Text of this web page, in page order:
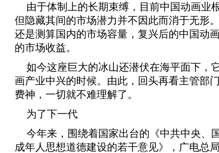
由于体制上的长期束缚，目前中国动画业
但隐藏其间的市场潜力并不因此而消于无形
还是测算国内的市场容量，复兴后的中国动
的市场收益。
如今这座巨大的冰山还潜伏在海平面下，
画产业中兴的时候。由此，回头再看主管部
费神，一切就不难理解了。
为了下一代
今年来，围绕着国家出台的《中共中央、
成年人思想道德建设的若干意见》，广电总